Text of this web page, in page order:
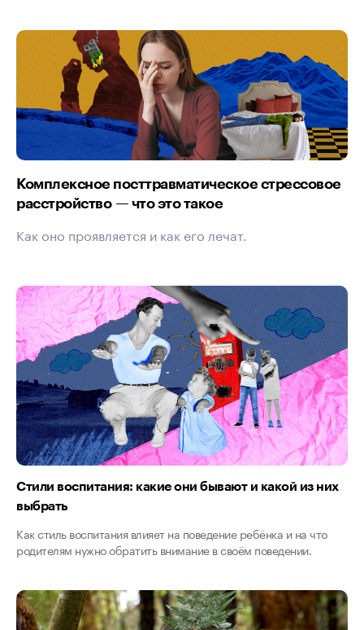
Комплексное посттравматическое стрессовое
расстройство — что это такое
Как оно проявляется и как его лечат.
Стили воспитания: какие они бывают и какой из них
выбрать
Как стиль воспитания влияет на поведение ребёнка и на что
родителям нужно обратить внимание в своём поведении.